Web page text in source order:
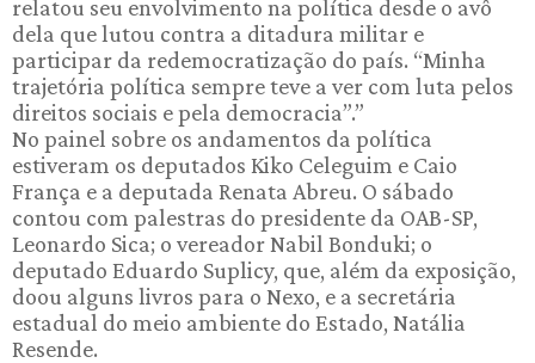
relatou seu envolvimento na política desde o avô
dela que lutou contra a ditadura militar e
participar da redemocratização do país. “Minha
trajetória política sempre teve a ver com luta pelos
direitos sociais e pela democracia”.”
No painel sobre os andamentos da política
estiveram os deputados Kiko Celeguim e Caio
França e a deputada Renata Abreu. O sábado
contou com palestras do presidente da OAB-SP,
Leonardo Sica; o vereador Nabil Bonduki; o
deputado Eduardo Suplicy, que, além da exposição,
doou alguns livros para o Nexo, e a secretária
estadual do meio ambiente do Estado, Natália
Resende.